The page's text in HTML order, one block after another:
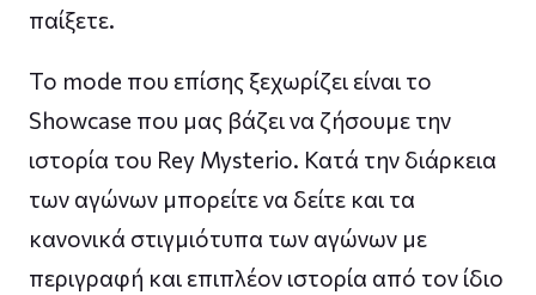
παίξετε.
Το mode που επίσης ξεχωρίζει είναι το
Showcase που μας βάζει να ζήσουμε την
ιστορία του Rey Mysterio. Κατά την διάρκεια
των αγώνων μπορείτε να δείτε και τα
κανονικά στιγμιότυπα των αγώνων με
περιγραφή και επιπλέον ιστορία από τον ίδιο